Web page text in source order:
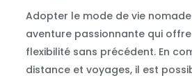
Adopter le mode de vie
aventure passionnante qui
flexibilité sans précédent. En
distance et voyages, il est